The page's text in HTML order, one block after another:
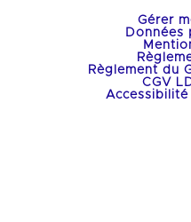
Gérer
Données
Règlement du
CGV